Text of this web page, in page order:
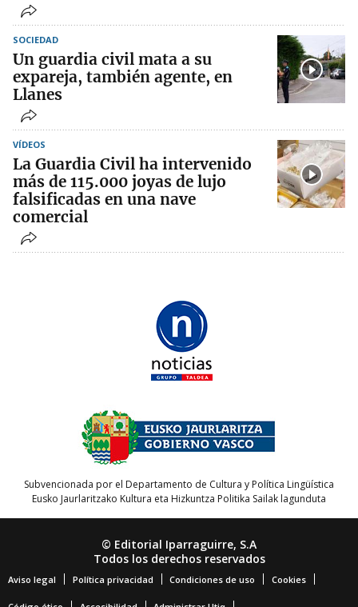
SOCIEDAD
Un guardia civil mata a su
expareja, también agente, en
Llanes
VÍDEOS
La Guardia Civil ha intervenido
más de 115.000 joyas de lujo
falsificadas en una nave
comercial
Subvencionada por el Departamento de Cultura y Política Lingüística
Eusko Jaurlaritzako Kultura eta Hizkuntza Politika Sailak lagunduta
© Editorial Iparraguirre, S.A
Todos los derechos reservados
Aviso legal Política privacidad Condiciones de uso Cookies